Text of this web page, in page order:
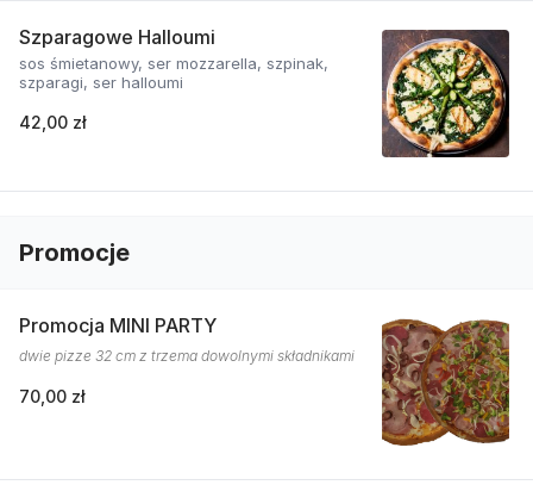
Szparagowe Halloumi
sos śmietanowy, ser mozzarella, szpinak,
szparagi, ser halloumi
42,00 zł
Promocje
Promocja MINI PARTY
dwie pizze 32 cm z trzema dowolnymi składnikami
70,00 zł